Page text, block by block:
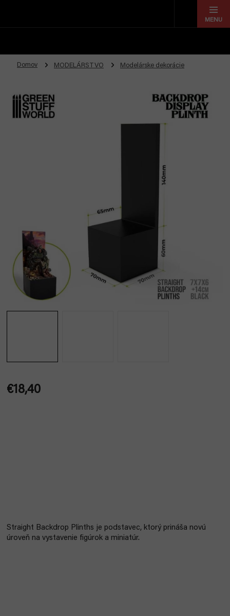
Domov MODELÁRSTVO Modelárske dekorácie
€18,40
Straight Backdrop Plinths je podstavec, ktorý prináša novú
úroveň na vystavenie figúrok a miniatúr.